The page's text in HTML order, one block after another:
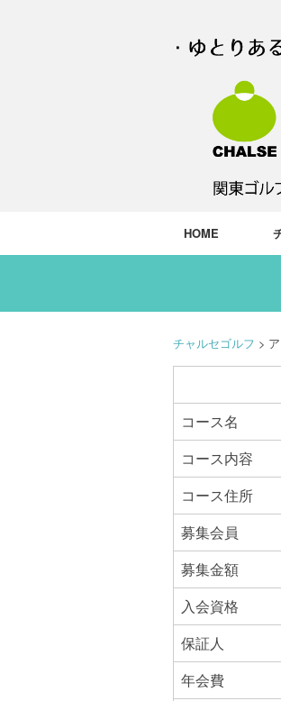
HOME
チャルセゴルフ >
コース名
コース内容
コース住所
募集会員
募集金額
入会資格
保証人
年会費